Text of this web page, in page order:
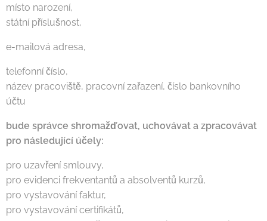
místo narození,
státní příslušnost,
e-mailová adresa,
telefonní číslo,
název pracoviště, pracovní zařazení, číslo bankovního
účtu
bude správce shromažďovat, uchovávat a zpracovávat
pro následující účely:
pro uzavření smlouvy,
pro evidenci frekventantů a absolventů kurzů,
pro vystavování faktur,
pro vystavování certifikátů,